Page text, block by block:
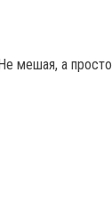
мешая, а просто